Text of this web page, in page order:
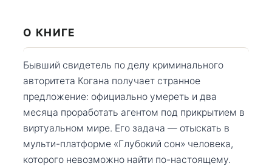
О КНИГЕ
Бывший свидетель по делу криминального
авторитета Когана получает странное
предложение: официально умереть и два
месяца проработать агентом под прикрытием в
виртуальном мире. Его задача — отыскать в
мульти-платформе «Глубокий сон» человека,
которого невозможно найти по-настоящему.